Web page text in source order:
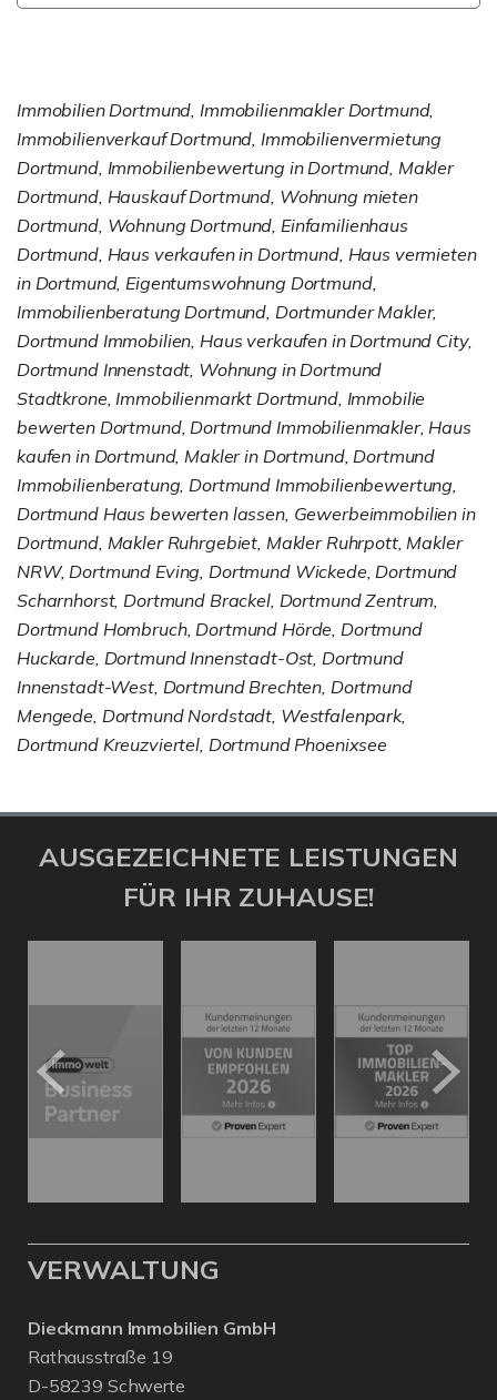
Immobilien Dortmund, Immobilienmakler Dortmund,
Immobilienverkauf Dortmund, Immobilienvermietung
Dortmund, Immobilienbewertung in Dortmund, Makler
Dortmund, Hauskauf Dortmund, Wohnung mieten
Dortmund, Wohnung Dortmund, Einfamilienhaus
Dortmund, Haus verkaufen in Dortmund, Haus vermieten
in Dortmund, Eigentumswohnung Dortmund,
Immobilienberatung Dortmund, Dortmunder Makler,
Dortmund Immobilien, Haus verkaufen in Dortmund City,
Dortmund Innenstadt, Wohnung in Dortmund
Stadtkrone, Immobilienmarkt Dortmund, Immobilie
bewerten Dortmund, Dortmund Immobilienmakler, Haus
kaufen in Dortmund, Makler in Dortmund, Dortmund
Immobilienberatung, Dortmund Immobilienbewertung,
Dortmund Haus bewerten lassen, Gewerbeimmobilien in
Dortmund, Makler Ruhrgebiet, Makler Ruhrpott, Makler
NRW, Dortmund Eving, Dortmund Wickede, Dortmund
Scharnhorst, Dortmund Brackel, Dortmund Zentrum,
Dortmund Hombruch, Dortmund Hörde, Dortmund
Huckarde, Dortmund Innenstadt-Ost, Dortmund
Innenstadt-West, Dortmund Brechten, Dortmund
Mengede, Dortmund Nordstadt, Westfalenpark,
Dortmund Kreuzviertel, Dortmund Phoenixsee
AUSGEZEICHNETE LEISTUNGEN
FÜR IHR ZUHAUSE!
VERWALTUNG
Dieckmann Immobilien GmbH
Rathausstraße 19
D-58239 Schwerte